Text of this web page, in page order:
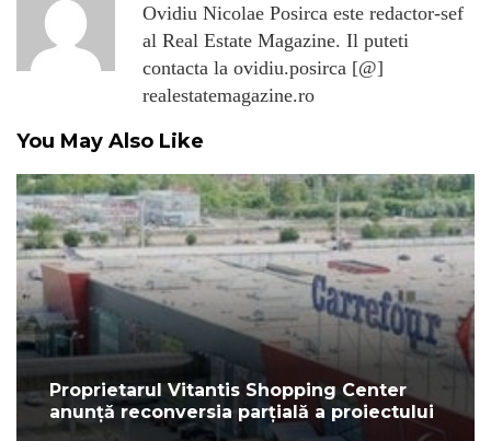
Ovidiu Nicolae Posirca este redactor-sef
al Real Estate Magazine. Il puteti
contacta la ovidiu.posirca [@]
realestatemagazine.ro
You May Also Like
Proprietarul Vitantis Shopping Center
anunță reconversia parțială a proiectului